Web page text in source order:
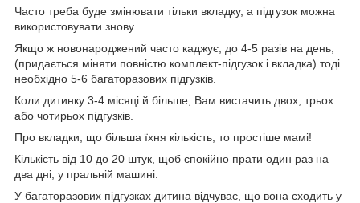
Часто треба буде змінювати тільки вкладку, а підгузок можна
використовувати знову.
Якщо ж новонароджений часто каджує, до 4-5 разів на день,
(придається міняти повністю комплект-підгузок і вкладка) тоді
необхідно 5-6 багаторазових підгузків.
Коли дитинку 3-4 місяці й більше, Вам вистачить двох, трьох
або чотирьох підгузків.
Про вкладки, що більша їхня кількість, то простіше мамі!
Кількість від 10 до 20 штук, щоб спокійно прати один раз на
два дні, у пральній машині.
У багаторазових підгузках дитина відчуває, що вона сходить у